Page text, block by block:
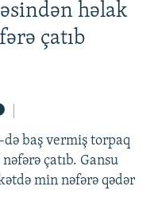
həlak
çatıb
baş vermiş torpaq
çatıb. Gansu
min nəfərə qədər